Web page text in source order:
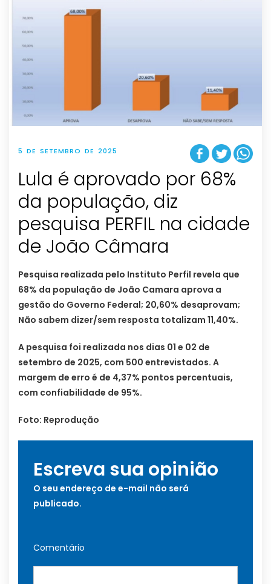
5 DE SETEMBRO DE 2025
Lula é aprovado por 68%
da população, diz
pesquisa PERFIL na cidade
de João Câmara
Pesquisa realizada pelo Instituto Perfil revela que
68% da população de João Camara aprova a
gestão do Governo Federal; 20,60% desaprovam;
Não sabem dizer/sem resposta totalizam 11,40%.
A pesquisa foi realizada nos dias 01 e 02 de
setembro de 2025, com 500 entrevistados. A
margem de erro é de 4,37% pontos percentuais,
com confiabilidade de 95%.
Foto: Reprodução
Escreva sua opinião
O seu endereço de e-mail não será
publicado.
Comentário